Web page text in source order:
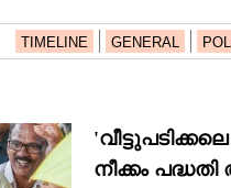
TIMELINE GENERAL
നീക്കം